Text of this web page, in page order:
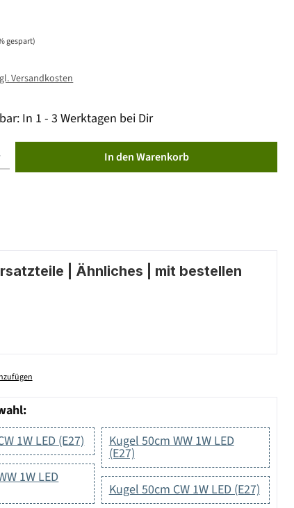
gespart)
Versandkosten
In 1 - 3 Werktagen bei Dir
In den Warenkorb
| Ähnliches | mit bestellen
1W LED (E27)
Kugel 50cm WW 1W LED
(E27)
1W LED
Kugel 50cm CW 1W LED (E27)